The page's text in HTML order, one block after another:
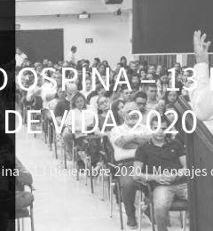
–
VIDA 2020
– 13 Diciembre 2020 | Mensajes